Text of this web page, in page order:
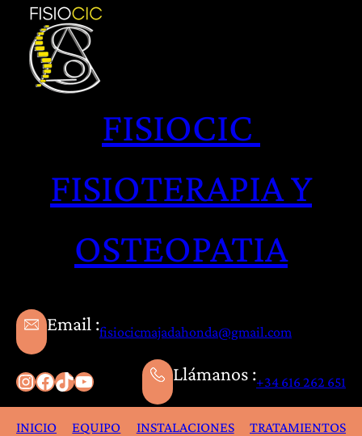
Saltar
contenido
FISIOCIC
FISIOTERAPIA Y
OSTEOPATIA
Email :fisiocicmajadahonda@gmail.com
Instagram
Facebook
TikTokYouTube Llámanos :+34 616 262 651
INICIO EQUIPO INSTALACIONES
TRATAMIENTOS